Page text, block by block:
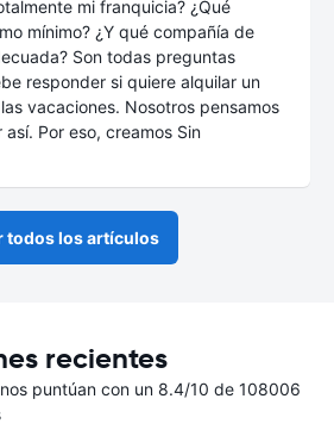
mi franquicia? ¿Qué
mínimo? ¿Y qué compañía de
Son todas preguntas
responder si quiere alquilar un
vacaciones. Nosotros pensamos
Por eso, creamos Sin
todos los artículos
recientes
puntúan con un 8.4/10 de 108006